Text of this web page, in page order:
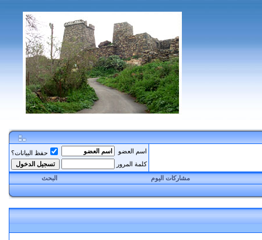
اسم العضو
حفظ البيانات؟
كلمة المرور
مشاركات اليوم
البحث